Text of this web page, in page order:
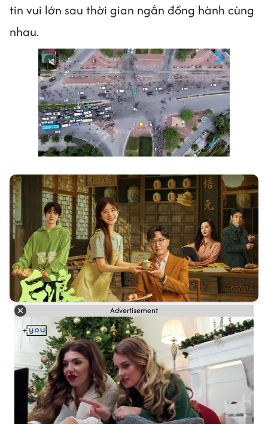
tin vui lớn sau thời gian ngắn đồng hành cùng
nhau.
Advertisement